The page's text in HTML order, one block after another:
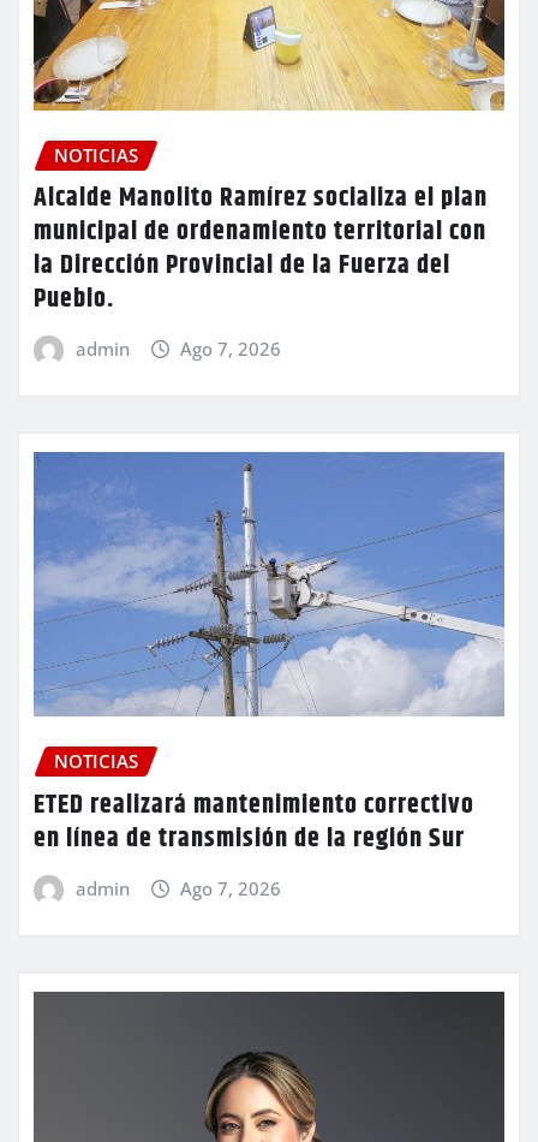
NOTICIAS
Alcalde Manolito Ramírez socializa el plan
municipal de ordenamiento territorial con
la Dirección Provincial de la Fuerza del
Pueblo.
admin Ago 7, 2026
NOTICIAS
ETED realizará mantenimiento correctivo
en línea de transmisión de la región Sur
admin Ago 7, 2026